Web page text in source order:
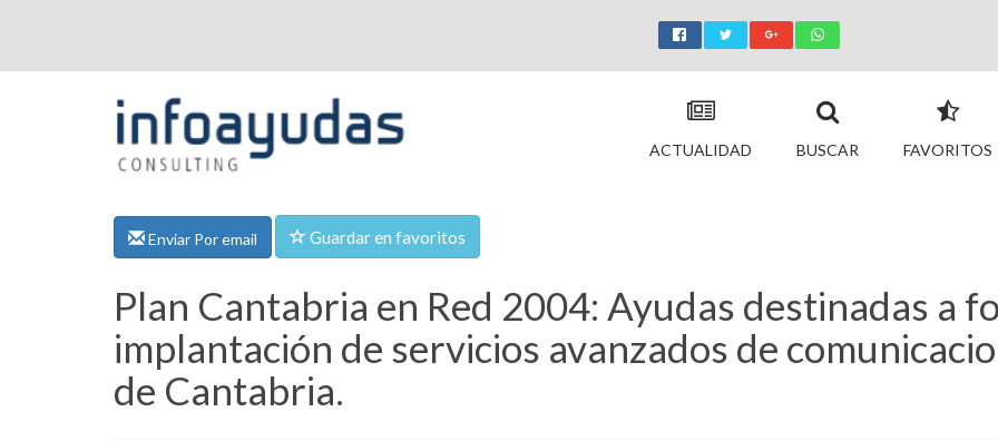
ACTUALIDAD BUSCAR FAVORITOS
Enviar Por email Guardar en favoritos
Plan Cantabria en Red 2004: Ayudas destinadas a
implantación de servicios avanzados de
de Cantabria.